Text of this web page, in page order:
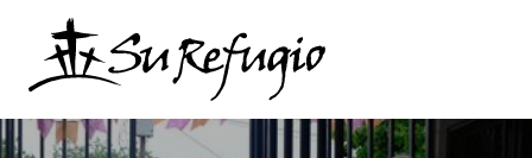
Schließ dich uns an
Kontakt